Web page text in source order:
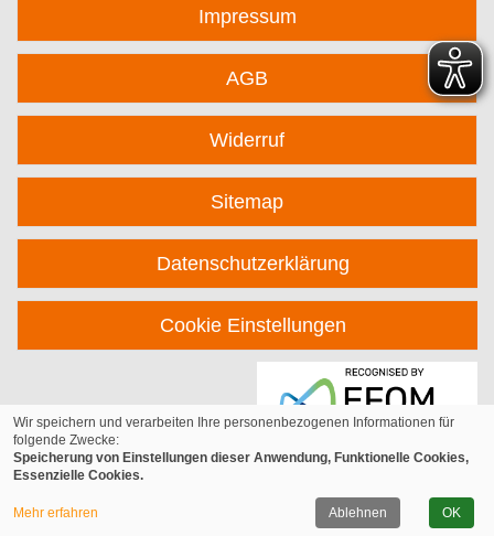
Impressum
AGB
Widerruf
Sitemap
Datenschutzerklärung
Cookie Einstellungen
Wir speichern und verarbeiten Ihre personenbezogenen Informationen für
folgende Zwecke:
Speicherung von Einstellungen dieser Anwendung, Funktionelle Cookies,
Essenzielle Cookies.
Mehr erfahren Ablehnen OK